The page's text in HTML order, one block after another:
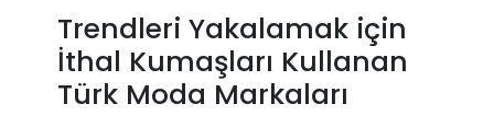
Trendleri Yakalamak için
İthal Kumaşları Kullanan
Türk Moda Markaları